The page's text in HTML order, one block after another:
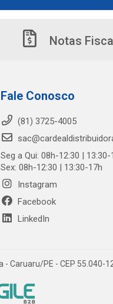
Notas
Fale Conosco
(81) 3725-4005
Seg a Qui: 08h-12:30 | 13:30-
Sex: 08h-12:30 | 13:30-17h
Instagram
Facebook
LinkedIn
Caruaru/PE - CEP 55.040-